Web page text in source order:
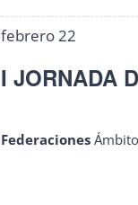
I JORNADA
febrero 22
Federaciones